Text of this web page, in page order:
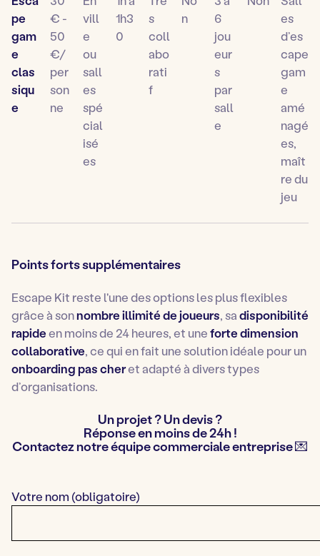
pe
gam
e
clas
siqu
e
€ -
50
€/
per
son
ne
vill
e
ou
sall
es
spé
cial
isé
es
1h3
0
s
coll
abo
rati
f
n
6
jou
eur
s
par
sall
e
es
d’es
cape
gam
e
amé
nagé
es,
maît
re du
jeu
Points forts supplémentaires
Escape Kit reste l'une des options les plus flexibles
grâce à sonnombre illimité de joueurs, sadisponibilité
rapideen moins de 24 heures, et uneforte dimension
collaborative, ce qui en fait une solution idéale pour un
onboarding pas cheret adapté à divers types
d’organisations.
Un projet ? Un devis ?
Réponse en moins de 24h !
Contactez notre équipe commerciale entreprise 💌
Votre nom (obligatoire)